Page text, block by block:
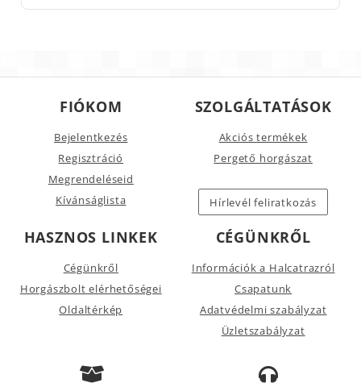
FIÓKOM
Bejelentkezés
Regisztráció
Megrendeléseid
Kívánságlista
SZOLGÁLTATÁSOK
Akciós termékek
Pergető horgászat
Hírlevél feliratkozás
HASZNOS LINKEK
Cégünkről
Horgászbolt elérhetőségei
Oldaltérkép
CÉGÜNKRŐL
Információk a Halcatrazról
Csapatunk
Adatvédelmi szabályzat
Üzletszabályzat